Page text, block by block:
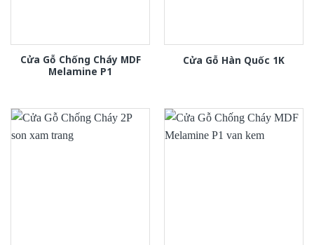
Cửa Gỗ Chống Cháy MDF
Melamine P1
Cửa Gỗ Hàn Quốc 1K